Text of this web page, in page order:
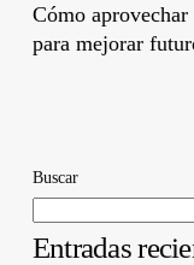
Cómo
para mejorar
Buscar
Entradas